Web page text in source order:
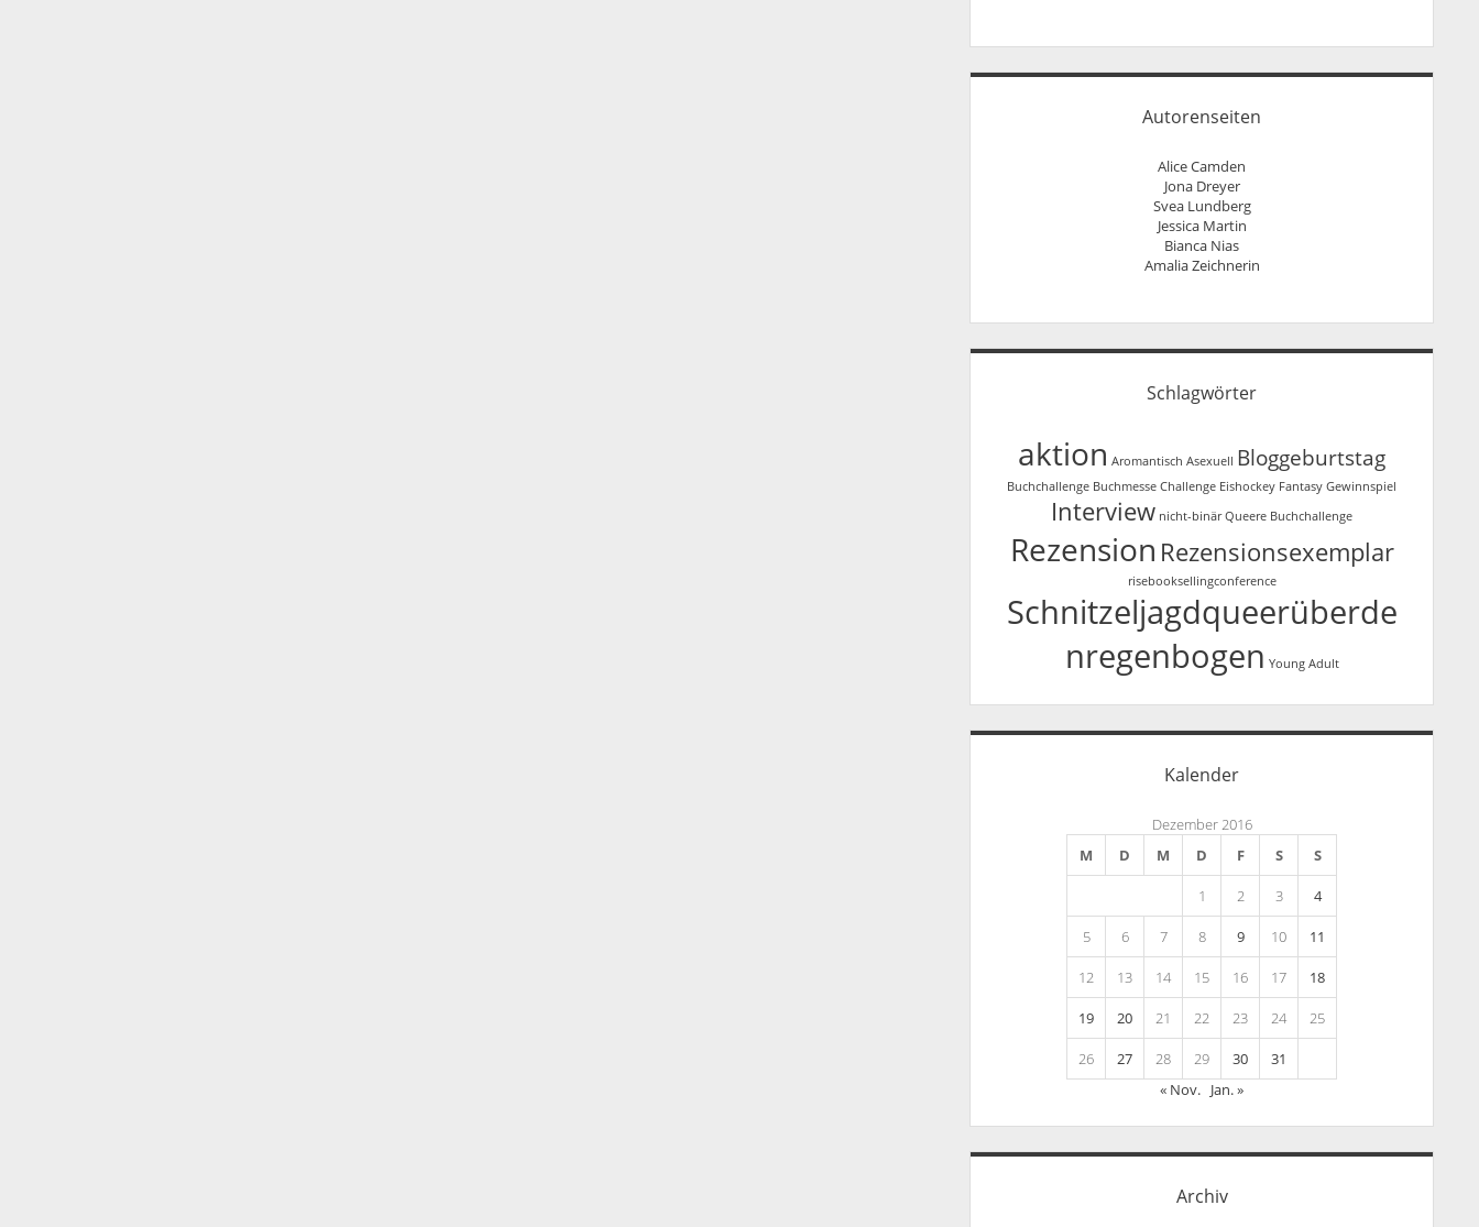
Autorenseiten
Alice Camden
Jona Dreyer
Svea Lundberg
Jessica Martin
Bianca Nias
Amalia Zeichnerin
Schlagwörter
aktion Aromantisch Asexuell Bloggeburtstag
Buchchallenge Buchmesse Challenge Eishockey Fantasy Gewinnspiel
Interview nicht-binär Queere Buchchallenge
Rezension Rezensionsexemplar
risebooksellingconference
Schnitzeljagdqueerüberde
nregenbogen Young Adult
Kalender
Dezember 2016
M
D M D F S S
1 2 3 4
5 6 7 8 9 10 11
12 13 14 15 16 17 18
19 20 21 22 23 24 25
26 27 28 29 30
31
« Nov. Jan. »
Archiv